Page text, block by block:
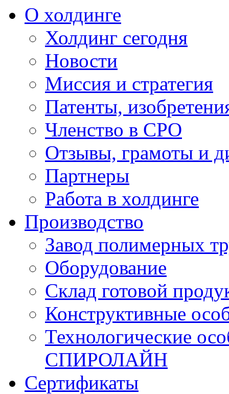
О холдинге
Холдинг сегодня
Новости
Миссия и стратегия
Патенты,
Членство в СРО
Отзывы, грамоты и
Партнеры
Работа в холдинге
Производство
Завод полимерных
Оборудование
Склад готовой
Конструктивные
Технологические
СПИРОЛАЙН
Сертификаты